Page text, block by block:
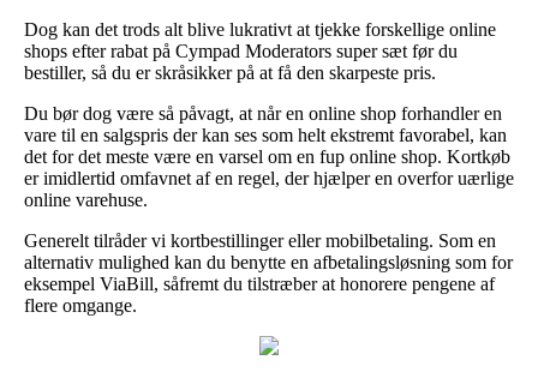
Dog kan det trods alt blive lukrativt at tjekke forskellige online
shops efter rabat på Cympad Moderators super sæt før du
bestiller, så du er skråsikker på at få den skarpeste pris.
Du bør dog være så påvagt, at når en online shop forhandler en
vare til en salgspris der kan ses som helt ekstremt favorabel, kan
det for det meste være en varsel om en fup online shop. Kortkøb
er imidlertid omfavnet af en regel, der hjælper en overfor uærlige
online varehuse.
Generelt tilråder vi kortbestillinger eller mobilbetaling. Som en
alternativ mulighed kan du benytte en afbetalingsløsning som for
eksempel ViaBill, såfremt du tilstræber at honorere pengene af
flere omgange.